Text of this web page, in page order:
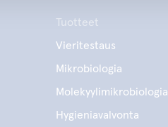
Tuotteet
Vieritestaus
Mikrobiologia
Molekyylimikrobiologia
Hygieniavalvonta